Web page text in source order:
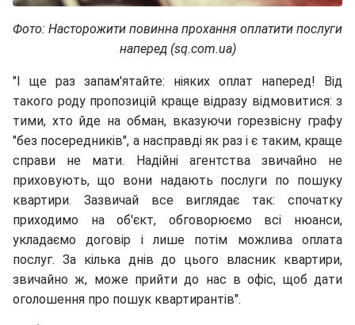
Фото: Насторожити повинна прохання оплатити послуги
наперед (sq.com.ua)
"І ще раз запам'ятайте: ніяких оплат наперед! Від
такого роду пропозицій краще відразу відмовитися: з
тими, хто йде на обман, вказуючи горезвісну графу
"без посередників", а насправді як раз і є таким, краще
справи не мати. Надійні агентства звичайно не
приховують, що вони надають послуги по пошуку
квартири. Зазвичай все виглядає так: спочатку
приходимо на об'єкт, обговорюємо всі нюанси,
укладаємо договір і лише потім можлива оплата
послуг. За кілька днів до цього власник квартири,
звичайно ж, може прийти до нас в офіс, щоб дати
оголошення про пошук квартирантів".